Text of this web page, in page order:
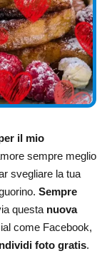
il mio
sempre meglio
svegliare la tua
Sempre
questa nuova
come Facebook,
foto gratis.